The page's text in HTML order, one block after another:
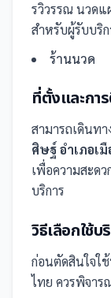
รวิวรรณ นวดแ
สำหรับผู้รับบริ
ร้านนวด
ที่ตั้งและกา
สามารถเดินทา
ศิษฐ์ อำเภอเ
เพื่อความสะด
บริการ
วิธีเลือกใช้บ
ก่อนตัดสินใจใช้
ไทย ควรพิจาร